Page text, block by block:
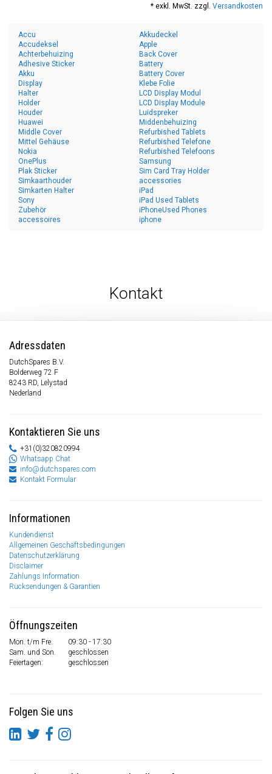
* exkl. MwSt. zzgl. Versandkosten
Accu
Accudeksel
Achterbehuizing
Adhesive Sticker
Akku
Akkudeckel
Apple
Back Cover
Battery
Battery Cover
Display
Halter
Holder
Houder
Huawei
Klebe Folie
LCD Display Modul
LCD Display Module
Luidspreker
Middenbehuizing
Middle Cover
Mittel Gehäuse
Nokia
OnePlus
Plak Sticker
Refurbished Tablets
Refurbished Telefone
Refurbished Telefoons
Samsung
Sim Card Tray Holder
Simkaarthouder
Simkarten Halter
Sony
Zubehör
accessoires
accessories
iPad
iPad Used Tablets
iPhoneUsed Phones
iphone
Kontakt
Adressdaten
DutchSpares B.V.
Bolderweg 72 F
8243 RD, Lelystad
Nederland
Kontaktieren Sie uns
+31(0)320820994
Whatsapp Chat
info@dutchspares.com
Kontakt Formular
Informationen
Kundendienst
Allgemeinen Geschäftsbedingungen
Datenschutzerklärung
Disclaimer
Zahlungs Information
Rücksendungen & Garantien
Öffnungszeiten
Mon. t/m Fre.
09:30 - 17:30
Sam. und Son.
geschlossen
Feiertagen:
geschlossen
Folgen Sie uns